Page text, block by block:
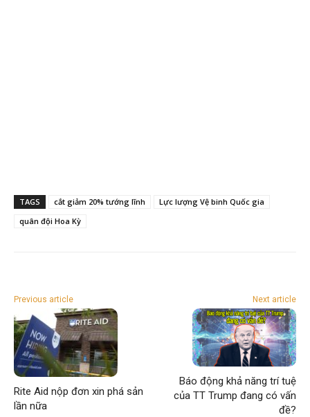
TAGS cắt giảm 20% tướng lĩnh
Lực lượng Vệ binh Quốc gia
quân đội Hoa Kỳ
Previous article
Rite Aid nộp đơn xin phá sản
lần nữa
Next article
Báo động khả năng trí tuệ
của TT Trump đang có vấn
đề?